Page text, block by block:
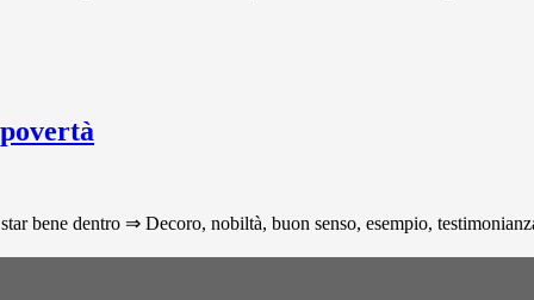
bene dentro ⇒ Decoro, nobiltà, buon senso, esempio,